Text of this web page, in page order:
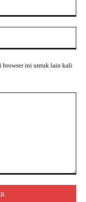
browser ini untuk lain kali